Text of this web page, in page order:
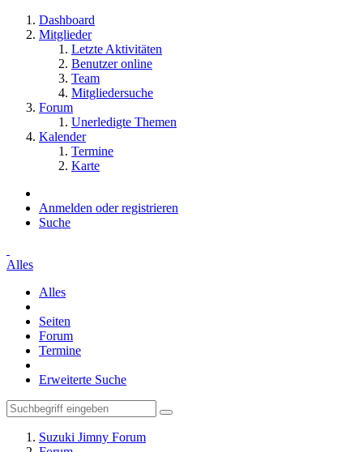
Dashboard
Mitglieder
Letzte Aktivitäten
Benutzer online
Team
Mitgliedersuche
Forum
Unerledigte Themen
Kalender
Termine
Karte
Anmelden oder registrieren
Suche
Alles
Alles
Seiten
Forum
Termine
Erweiterte Suche
Suzuki Jimny Forum